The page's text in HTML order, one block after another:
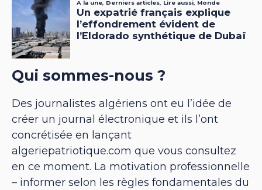
Qui sommes-nous ?
Des journalistes algériens ont eu l’idée de
créer un journal électronique et ils l’ont
concrétisée en lançant
algeriepatriotique.com que vous consultez
en ce moment. La motivation professionnelle
– informer selon les règles fondamentales du